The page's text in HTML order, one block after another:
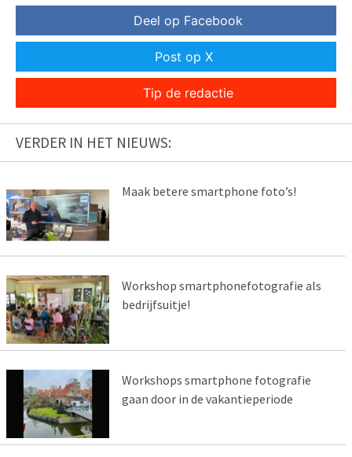
Deel op Facebook
Post op X
Tip de redactie
VERDER IN HET NIEUWS:
Maak betere smartphone foto’s!
Workshop smartphonefotografie als
bedrijfsuitje!
Workshops smartphone fotografie
gaan door in de vakantieperiode